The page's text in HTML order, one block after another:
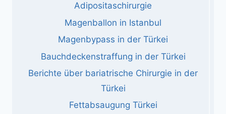
Adipositaschirurgie
Magenballon in Istanbul
Magenbypass in der Türkei
Bauchdeckenstraffung in der Türkei
Berichte über bariatrische Chirurgie in der
Türkei
Fettabsaugung Türkei